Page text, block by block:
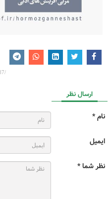
ارسال نظر
نام *
ایمیل
نظر شما *